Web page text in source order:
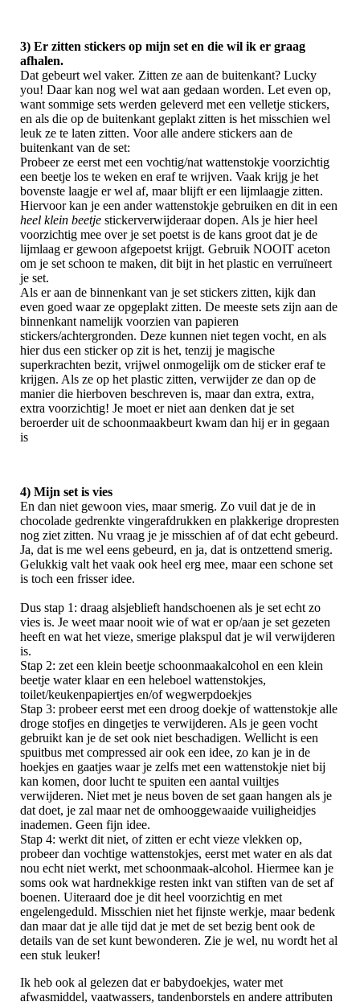
3) Er zitten stickers op mijn set en die wil ik er graag
afhalen.
Dat gebeurt wel vaker. Zitten ze aan de buitenkant? Lucky
you! Daar kan nog wel wat aan gedaan worden. Let even op,
want sommige sets werden geleverd met een velletje stickers,
en als die op de buitenkant geplakt zitten is het misschien wel
leuk ze te laten zitten. Voor alle andere stickers aan de
buitenkant van de set:
Probeer ze eerst met een vochtig/nat wattenstokje voorzichtig
een beetje los te weken en eraf te wrijven. Vaak krijg je het
bovenste laagje er wel af, maar blijft er een lijmlaagje zitten.
Hiervoor kan je een ander wattenstokje gebruiken en dit in een
heel klein beetje stickerverwijderaar dopen. Als je hier heel
voorzichtig mee over je set poetst is de kans groot dat je de
lijmlaag er gewoon afgepoetst krijgt. Gebruik NOOIT aceton
om je set schoon te maken, dit bijt in het plastic en verruïneert
je set.
Als er aan de binnenkant van je set stickers zitten, kijk dan
even goed waar ze opgeplakt zitten. De meeste sets zijn aan de
binnenkant namelijk voorzien van papieren
stickers/achtergronden. Deze kunnen niet tegen vocht, en als
hier dus een sticker op zit is het, tenzij je magische
superkrachten bezit, vrijwel onmogelijk om de sticker eraf te
krijgen. Als ze op het plastic zitten, verwijder ze dan op de
manier die hierboven beschreven is, maar dan extra, extra,
extra voorzichtig! Je moet er niet aan denken dat je set
beroerder uit de schoonmaakbeurt kwam dan hij er in gegaan
is
4) Mijn set is vies
En dan niet gewoon vies, maar smerig. Zo vuil dat je de in
chocolade gedrenkte vingerafdrukken en plakkerige dropresten
nog ziet zitten. Nu vraag je je misschien af of dat echt gebeurd.
Ja, dat is me wel eens gebeurd, en ja, dat is ontzettend smerig.
Gelukkig valt het vaak ook heel erg mee, maar een schone set
is toch een frisser idee.
Dus stap 1: draag alsjeblieft handschoenen als je set echt zo
vies is. Je weet maar nooit wie of wat er op/aan je set gezeten
heeft en wat het vieze, smerige plakspul dat je wil verwijderen
is.
Stap 2: zet een klein beetje schoonmaakalcohol en een klein
beetje water klaar en een heleboel wattenstokjes,
toilet/keukenpapiertjes en/of wegwerpdoekjes
Stap 3: probeer eerst met een droog doekje of wattenstokje alle
droge stofjes en dingetjes te verwijderen. Als je geen vocht
gebruikt kan je de set ook niet beschadigen. Wellicht is een
spuitbus met compressed air ook een idee, zo kan je in de
hoekjes en gaatjes waar je zelfs met een wattenstokje niet bij
kan komen, door lucht te spuiten een aantal vuiltjes
verwijderen. Niet met je neus boven de set gaan hangen als je
dat doet, je zal maar net de omhooggewaaide vuiligheidjes
inademen. Geen fijn idee.
Stap 4: werkt dit niet, of zitten er echt vieze vlekken op,
probeer dan vochtige wattenstokjes, eerst met water en als dat
nou echt niet werkt, met schoonmaak-alcohol. Hiermee kan je
soms ook wat hardnekkige resten inkt van stiften van de set af
boenen. Uiteraard doe je dit heel voorzichtig en met
engelengeduld. Misschien niet het fijnste werkje, maar bedenk
dan maar dat je alle tijd dat je met de set bezig bent ook de
details van de set kunt bewonderen. Zie je wel, nu wordt het al
een stuk leuker!
Ik heb ook al gelezen dat er babydoekjes, water met
afwasmiddel, vaatwassers, tandenborstels en andere attributen